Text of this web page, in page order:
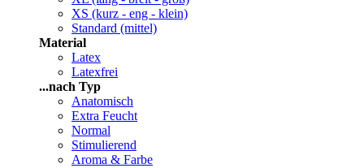
XS (kurz - eng - klein)
Standard (mittel)
Material
Latex
Latexfrei
...nach Typ
Anatomisch
Extra Feucht
Normal
Stimulierend
Aroma & Farbe